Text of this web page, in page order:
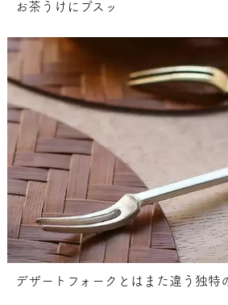
お茶うけにプスッ
デザートフォークとはまた違う独特